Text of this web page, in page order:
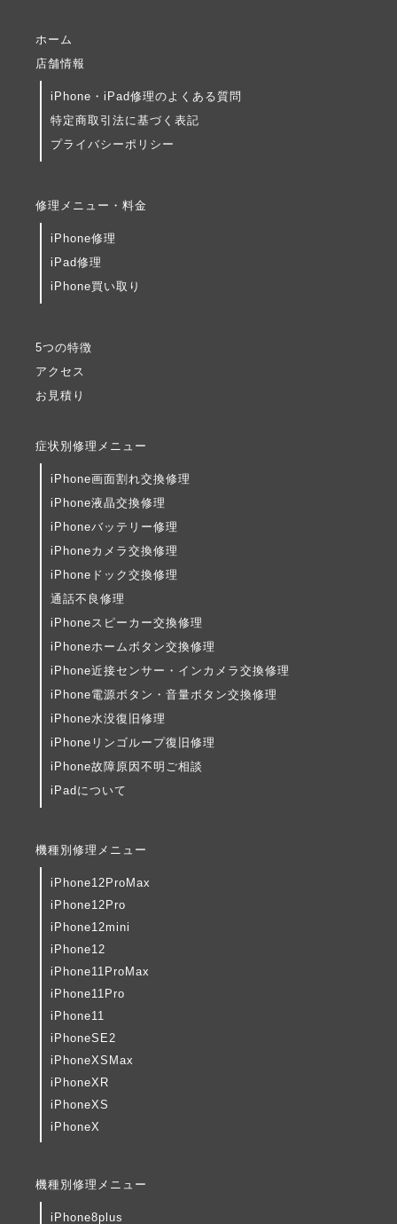
ホーム
店舗情報
iPhone・iPad修理のよくある質問
特定商取引法に基づく表記
プライバシーポリシー
修理メニュー・料金
iPhone修理
iPad修理
iPhone買い取り
5つの特徴
アクセス
お見積り
症状別修理メニュー
iPhone画面割れ交換修理
iPhone液晶交換修理
iPhoneバッテリー修理
iPhoneカメラ交換修理
iPhoneドック交換修理
通話不良修理
iPhoneスピーカー交換修理
iPhoneホームボタン交換修理
iPhone近接センサー・インカメラ交換修理
iPhone電源ボタン・音量ボタン交換修理
iPhone水没復旧修理
iPhoneリンゴループ復旧修理
iPhone故障原因不明ご相談
iPadについて
機種別修理メニュー
iPhone12ProMax
iPhone12Pro
iPhone12mini
iPhone12
iPhone11ProMax
iPhone11Pro
iPhone11
iPhoneSE2
iPhoneXSMax
iPhoneXR
iPhoneXS
iPhoneX
機種別修理メニュー
iPhone8plus